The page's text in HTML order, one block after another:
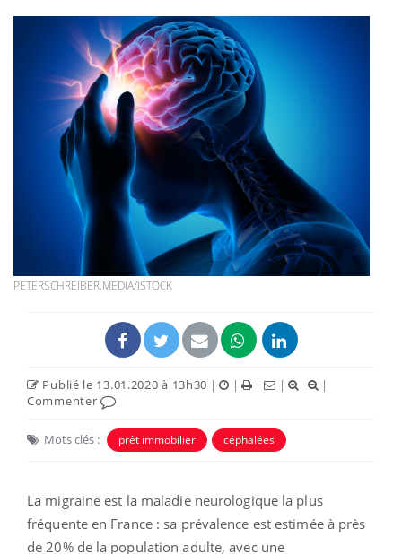
PETERSCHREIBER.MEDIA/ISTOCK
Publié le 13.01.2020 à 13h30 | | | |
|
Commenter
Mots clés : prêt immobilier céphalées
La migraine est la maladie neurologique la plus
fréquente en France : sa prévalence est estimée à près
de 20% de la population adulte, avec une